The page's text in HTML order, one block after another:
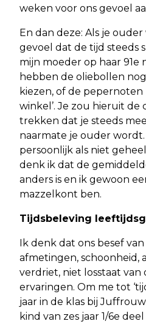
weken voor ons gevoel
En dan deze: Als je
gevoel dat de tijd steeds
mijn moeder op haar 91e
hebben de oliebollen
kiezen, of de
winkel’. Je zou hieruit
trekken dat je steeds
naarmate je ouder
persoonlijk als niet
denk ik dat de
anders is en ik gewoon
mazzelkont ben.
Tijdsbeleving
Ik denk dat ons besef
afmetingen, schoonheid,
verdriet, niet losstaat van
ervaringen. Om me tot
jaar in de klas bij
kind van zes jaar 1/6e